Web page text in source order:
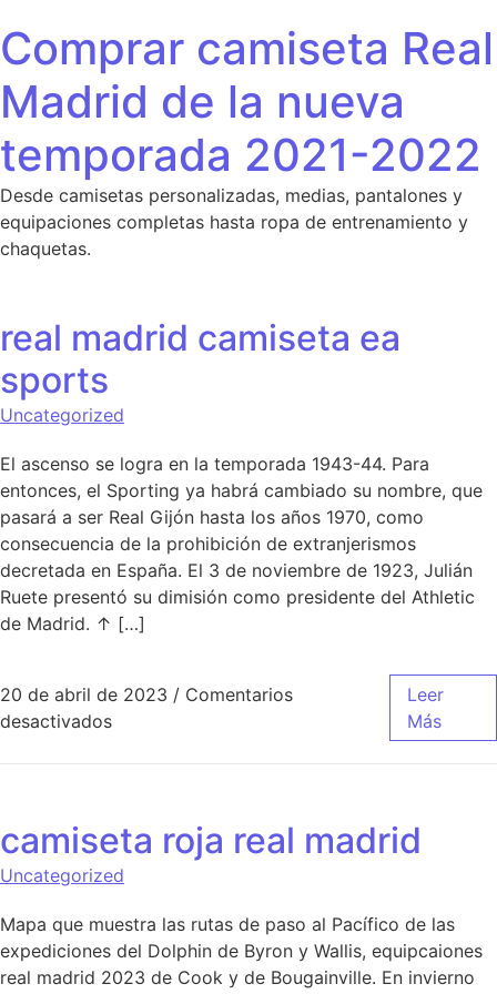
Comprar camiseta Real
Madrid de la nueva
temporada 2021-2022
Desde camisetas personalizadas, medias, pantalones y
equipaciones completas hasta ropa de entrenamiento y
chaquetas.
real madrid camiseta ea
sports
Uncategorized
El ascenso se logra en la temporada 1943-44. Para
entonces, el Sporting ya habrá cambiado su nombre, que
pasará a ser Real Gijón hasta los años 1970, como
consecuencia de la prohibición de extranjerismos
decretada en España. El 3 de noviembre de 1923, Julián
Ruete presentó su dimisión como presidente del Athletic
de Madrid. ↑ […]
20 de abril de 2023 / Comentarios
desactivadosen real madrid camiseta ea sports
Leer
Más
camiseta roja real madrid
Uncategorized
Mapa que muestra las rutas de paso al Pacífico de las
expediciones del Dolphin de Byron y Wallis, equipcaiones
real madrid 2023 de Cook y de Bougainville. En invierno